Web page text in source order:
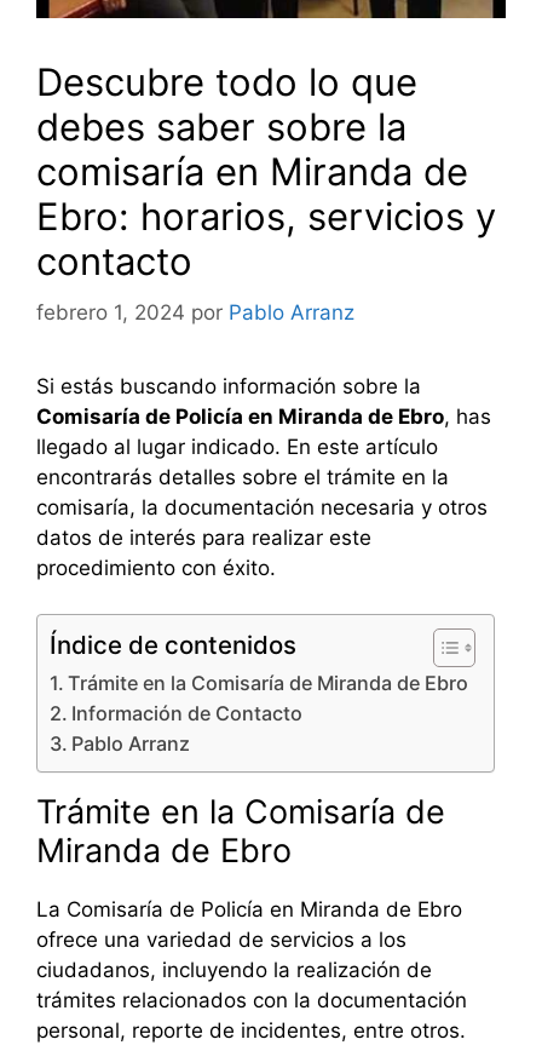
Descubre todo lo que
debes saber sobre la
comisaría en Miranda de
Ebro: horarios, servicios y
contacto
febrero 1, 2024 por Pablo Arranz
Si estás buscando información sobre la
Comisaría de Policía en Miranda de Ebro, has
llegado al lugar indicado. En este artículo
encontrarás detalles sobre el trámite en la
comisaría, la documentación necesaria y otros
datos de interés para realizar este
procedimiento con éxito.
Índice de contenidos
Trámite en la Comisaría de Miranda de Ebro
Información de Contacto
Pablo Arranz
Trámite en la Comisaría de
Miranda de Ebro
La Comisaría de Policía en Miranda de Ebro
ofrece una variedad de servicios a los
ciudadanos, incluyendo la realización de
trámites relacionados con la documentación
personal, reporte de incidentes, entre otros.